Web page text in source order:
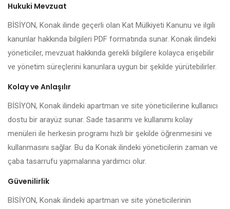
Hukuki Mevzuat
BİSİYON, Konak ilinde geçerli olan Kat Mülkiyeti Kanunu ve ilgili
kanunlar hakkında bilgileri PDF formatında sunar. Konak ilindeki
yöneticiler, mevzuat hakkında gerekli bilgilere kolayca erişebilir
ve yönetim süreçlerini kanunlara uygun bir şekilde yürütebilirler.
Kolay ve Anlaşılır
BİSİYON, Konak ilindeki apartman ve site yöneticilerine kullanıcı
dostu bir arayüz sunar. Sade tasarımı ve kullanımı kolay
menüleri ile herkesin programı hızlı bir şekilde öğrenmesini ve
kullanmasını sağlar. Bu da Konak ilindeki yöneticilerin zaman ve
çaba tasarrufu yapmalarına yardımcı olur.
Güvenilirlik
BİSİYON, Konak ilindeki apartman ve site yöneticilerinin